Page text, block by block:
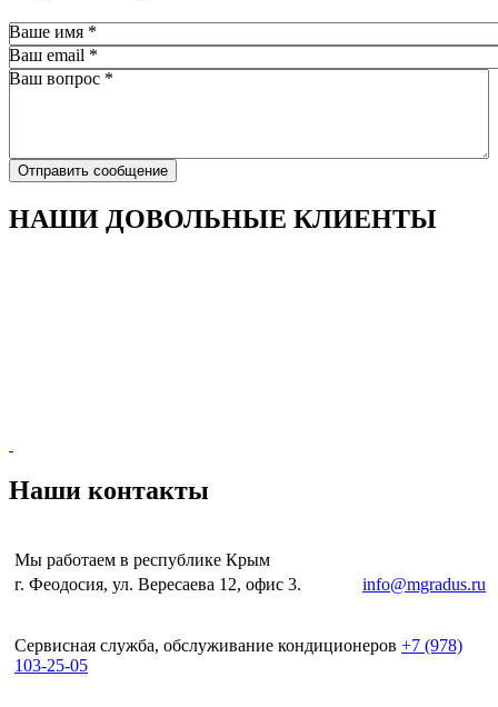
Ваше имя *
Ваш email *
Ваш вопрос *
Отправить сообщение
НАШИ ДОВОЛЬНЫЕ КЛИЕНТЫ
Наши контакты
Мы работаем в республике Крым
г. Феодосия, ул. Вересаева 12, офис 3.
info@mgradus.ru
Сервисная служба, обслуживание кондиционеров +7 (978)
103-25-05